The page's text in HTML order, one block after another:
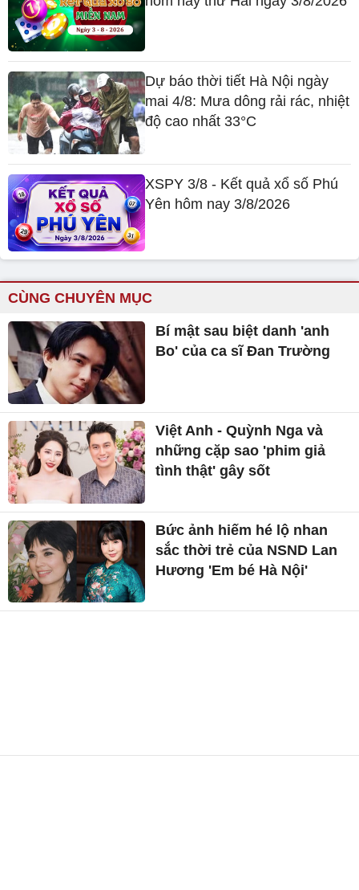
Dự báo thời tiết Hà Nội ngày
mai 4/8: Mưa dông rải rác, nhiệt
độ cao nhất 33°C
XSPY 3/8 - Kết quả xổ số Phú
Yên hôm nay 3/8/2026
CÙNG CHUYÊN MỤC
Bí mật sau biệt danh 'anh
Bo' của ca sĩ Đan Trường
Việt Anh - Quỳnh Nga và
những cặp sao 'phim giả
tình thật' gây sốt
Bức ảnh hiếm hé lộ nhan
sắc thời trẻ của NSND Lan
Hương 'Em bé Hà Nội'